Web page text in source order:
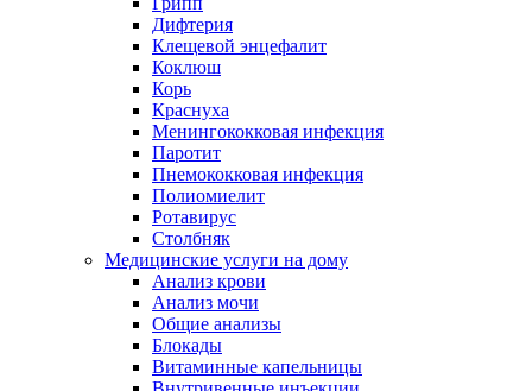
Дифтерия
Клещевой энцефалит
Коклюш
Корь
Краснуха
Менингококковая инфекция
Паротит
Пнемококковая инфекция
Полиомиелит
Ротавирус
Столбняк
Медицинские услуги на дому
Анализ крови
Анализ мочи
Общие анализы
Блокады
Витаминные капельницы